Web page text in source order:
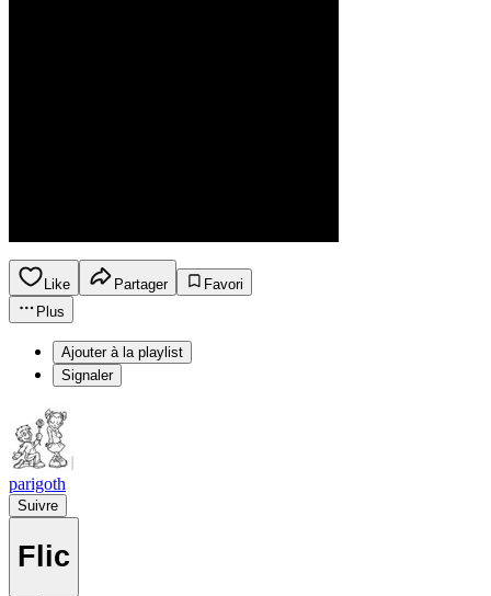
Like Partager
Favori
Plus
Ajouter à la playlist
Signaler
parigoth
Suivre
Flic